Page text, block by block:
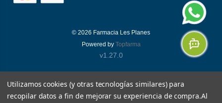
© 2026 Farmacia Les Planes
Powered by Topfarma
v1.27.0
Utilizamos cookies (y otras tecnologías similares) para
recopilar datos a fin de mejorar su experiencia de compra.Al